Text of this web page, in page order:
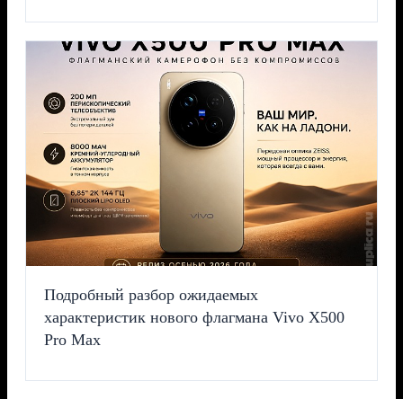
Подробный разбор ожидаемых
характеристик нового флагмана Vivo X500
Pro Max